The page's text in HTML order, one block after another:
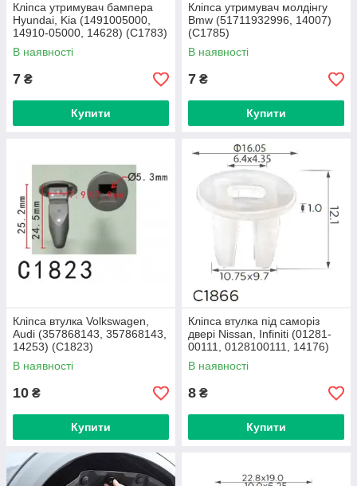
Кліпса утримувач бампера
Hyundai, Kia (1491005000,
14910-05000, 14628) (C1783)
В наявності
7 ₴
Купити
Кліпса утримувач молдінгу
Bmw (51711932996, 14007)
(C1785)
В наявності
7 ₴
Купити
Кліпса втулка Volkswagen,
Audi (357868143, 357868143,
14253) (C1823)
В наявності
10 ₴
Купити
Кліпса втулка під саморіз
двері Nissan, Infiniti (01281-
00111, 0128100111, 14176)
(C1866)
В наявності
8 ₴
Купити